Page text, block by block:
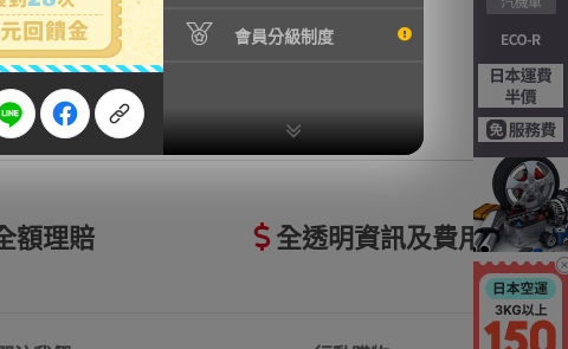
會員分級制度
頁
額理賠 全透明資訊及費用